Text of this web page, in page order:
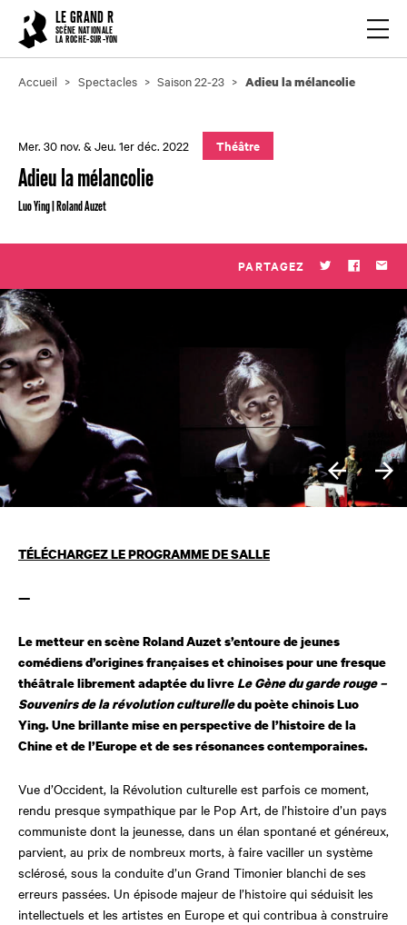
LE GRAND R
SCÈNE NATIONALE
LA ROCHE-SUR-YON
Accueil Spectacles Saison 22-23 Adieu la mélancolie
Mer. 30 nov. & Jeu. 1er déc. 2022 Théâtre
Adieu la mélancolie
Luo Ying | Roland Auzet
PARTAGEZ Twitter
TÉLÉCHARGEZ LE PROGRAMME DE SALLE
—
Le metteur en scène Roland Auzet s’entoure de jeunes
comédiens d’origines françaises et chinoises pour une fresque
théâtrale librement adaptée du livreLe Gène du garde rouge –
Souvenirs de la révolution culturelledu poète chinois Luo
Ying. Une brillante mise en perspective de l’histoire de la
Chine et de l’Europe et de ses résonances contemporaines.
Vue d’Occident, la Révolution culturelle est parfois ce moment,
rendu presque sympathique par le Pop Art, de l’histoire d’un pays
communiste dont la jeunesse, dans un élan spontané et généreux,
parvient, au prix de nombreux morts, à faire vaciller un système
sclérosé, sous la conduite d’un Grand Timonier blanchi de ses
erreurs passées. Un épisode majeur de l’histoire qui séduisit les
intellectuels et les artistes en Europe et qui contribua à construire
Cookies management panel